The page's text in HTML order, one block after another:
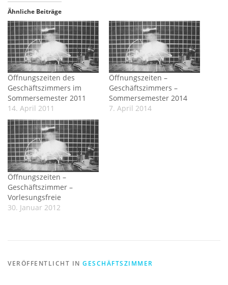
Ähnliche Beiträge
Öffnungszeiten des
Geschäftszimmers im
Sommersemester 2011
14. April 2011
Öffnungszeiten –
Geschäftszimmers –
Sommersemester 2014
7. April 2014
Öffnungszeiten –
Geschäftszimmer –
Vorlesungsfreie
30. Januar 2012
VERÖFFENTLICHT IN GESCHÄFTSZIMMER